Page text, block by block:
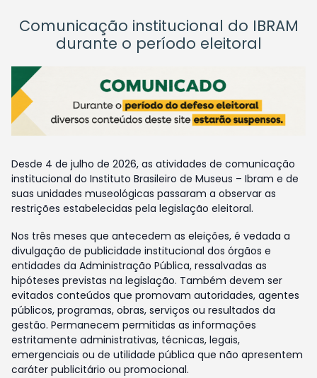
Comunicação institucional do IBRAM
durante o período eleitoral
Desde 4 de julho de 2026, as atividades de comunicação
institucional do Instituto Brasileiro de Museus – Ibram e de
suas unidades museológicas passaram a observar as
restrições estabelecidas pela legislação eleitoral.
Nos três meses que antecedem as eleições, é vedada a
divulgação de publicidade institucional dos órgãos e
entidades da Administração Pública, ressalvadas as
hipóteses previstas na legislação. Também devem ser
evitados conteúdos que promovam autoridades, agentes
públicos, programas, obras, serviços ou resultados da
gestão. Permanecem permitidas as informações
estritamente administrativas, técnicas, legais,
emergenciais ou de utilidade pública que não apresentem
caráter publicitário ou promocional.